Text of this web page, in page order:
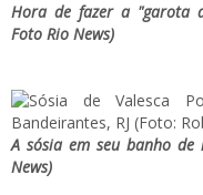
Hora de fazer a "garota
Foto Rio News)
A sósia em seu banho
News)